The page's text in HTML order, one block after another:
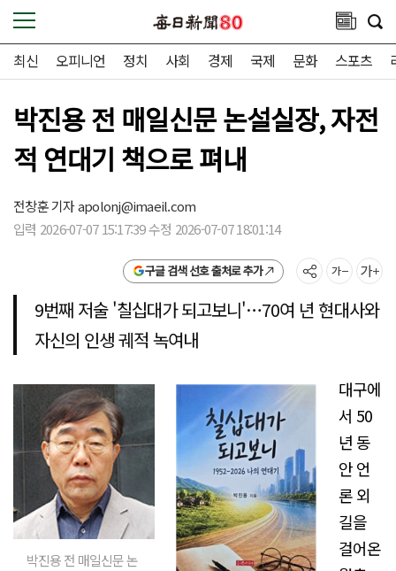
최신 오피니언 정치 사회 경제 국제 문화 스포츠
박진용 전 매일신문 논설실장, 자전
적 연대기 책으로 펴내
전창훈 기자apolonj@imaeil.com
입력 2026-07-07 15:17:39 수정 2026-07-07 18:01:14
구글 검색 선호 출처로 추가
9번째 저술 '칠십대가 되고보니'…70여 년 현대사와
자신의 인생 궤적 녹여내
박진용 전 매일신문 논
대구에
서 50
년 동
안 언
론 외
길을
걸어온